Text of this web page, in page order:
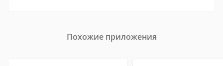
Похожие приложения